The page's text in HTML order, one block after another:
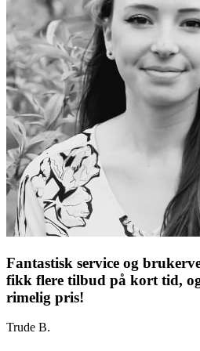
Fantastisk service og
fikk flere tilbud på kort tid,
rimelig pris!
Trude B.